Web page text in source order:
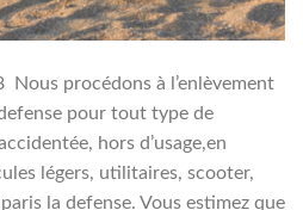
procédons à l’enlèvement
pour tout type de
hors d’usage,en
légers, utilitaires, scooter,
la defense. Vous estimez que